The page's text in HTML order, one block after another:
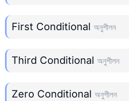
First Conditional অনুশীলন
Third Conditional অনুশীলন
Zero Conditional অনুশীলন